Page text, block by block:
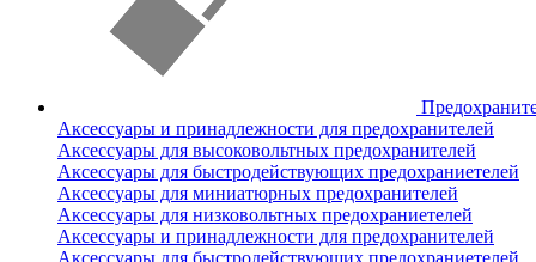
Аксессуары и принадлежности для предохранителей
Аксессуары для высоковольтных предохранителей
Аксессуары для быстродействующих предохраниетелей
Аксессуары для миниатюрных предохранителей
Аксессуары для низковольтных предохраниетелей
Аксессуары и принадлежности для предохранителей
Аксессуары для быстродействующих предохраниетелей